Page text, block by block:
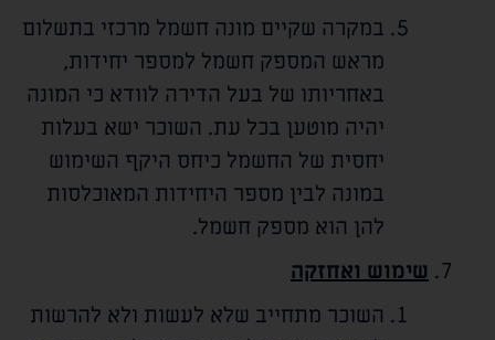
במקרה שקיים מונה חשמל מרכזי בתשלום
מראש המספק חשמל למספר יחידות,
באחריותו של בעל הדירה לוודא כי המונה
יהיה מוטען בכל עת. השוכר ישא בעלות
יחסית של החשמל כיחס היקף השימוש
במונה לבין מספר היחידות המאוכלסות
להן הוא מספק חשמל.
שימוש ואחזקה
השוכר מתחייב שלא לעשות ולא להרשות